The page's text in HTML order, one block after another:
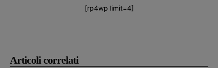
Articoli correlati
[rp4wp limit=4]